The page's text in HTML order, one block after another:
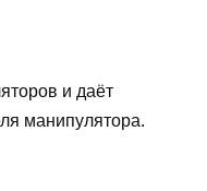
и даёт
манипулятора.